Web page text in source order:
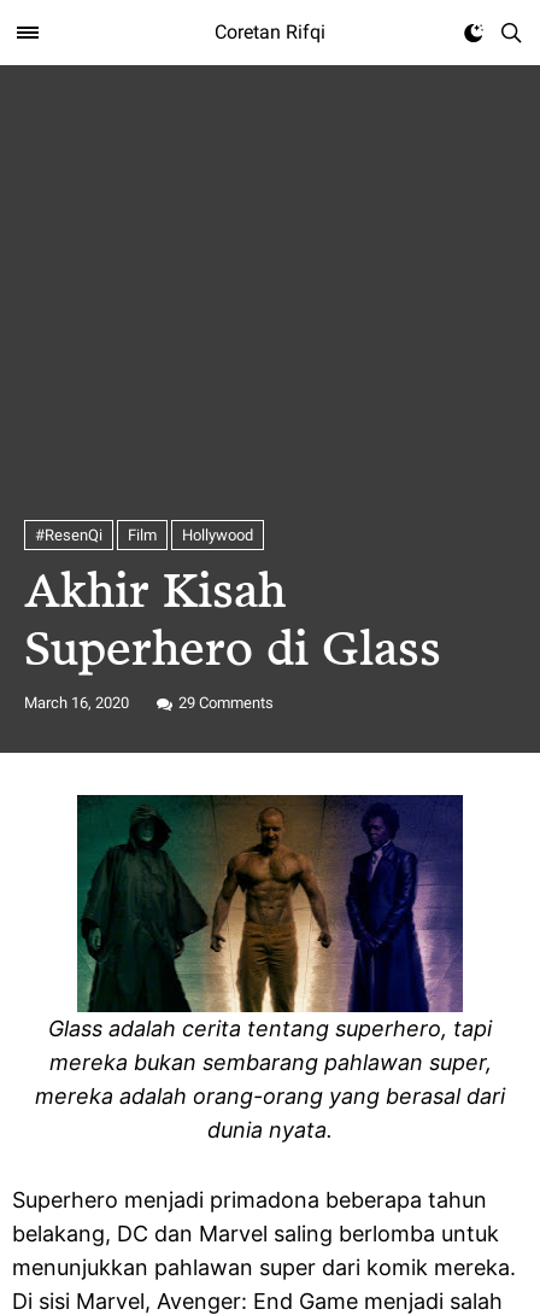
Coretan Rifqi
#ResenQi Film Hollywood
Akhir Kisah
Superhero di Glass
March 16, 2020 29 Comments
Glass adalah cerita tentang superhero, tapi
mereka bukan sembarang pahlawan super,
mereka adalah orang-orang yang berasal dari
dunia nyata.
Superhero menjadi primadona beberapa tahun
belakang, DC dan Marvel saling berlomba untuk
menunjukkan pahlawan super dari komik mereka.
Di sisi Marvel, Avenger: End Game menjadi salah